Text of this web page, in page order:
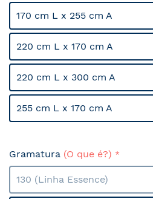
170 cm L x 255 cm A
220 cm L x 170 cm A
220 cm L x 300 cm A
255 cm L x 170 cm A
Gramatura (O que é?)
130 (Linha Essence)